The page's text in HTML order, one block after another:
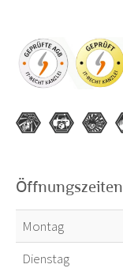
Öffnungszeiten
Montag
Dienstag